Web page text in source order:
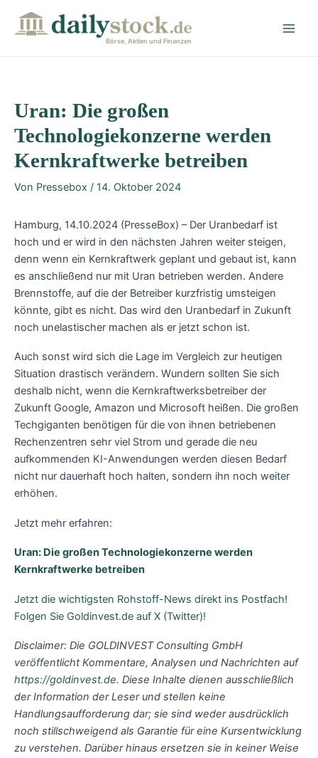
Börse, Aktien und Finanzen
Uran: Die großen
Technologiekonzerne werden
Kernkraftwerke betreiben
Von Pressebox / 14. Oktober 2024
Hamburg, 14.10.2024 (PresseBox) – Der Uranbedarf ist
hoch und er wird in den nächsten Jahren weiter steigen,
denn wenn ein Kernkraftwerk geplant und gebaut ist, kann
es anschließend nur mit Uran betrieben werden. Andere
Brennstoffe, auf die der Betreiber kurzfristig umsteigen
könnte, gibt es nicht. Das wird den Uranbedarf in Zukunft
noch unelastischer machen als er jetzt schon ist.
Auch sonst wird sich die Lage im Vergleich zur heutigen
Situation drastisch verändern. Wundern sollten Sie sich
deshalb nicht, wenn die Kernkraftwerksbetreiber der
Zukunft Google, Amazon und Microsoft heißen. Die großen
Techgiganten benötigen für die von ihnen betriebenen
Rechenzentren sehr viel Strom und gerade die neu
aufkommenden KI-Anwendungen werden diesen Bedarf
nicht nur dauerhaft hoch halten, sondern ihn noch weiter
erhöhen.
Jetzt mehr erfahren:
Uran: Die großen Technologiekonzerne werden
Kernkraftwerke betreiben
Jetzt die wichtigsten Rohstoff-News direkt ins Postfach!
Folgen Sie Goldinvest.de auf X (Twitter)!
Disclaimer: Die GOLDINVEST Consulting GmbH
veröffentlicht Kommentare, Analysen und Nachrichten auf
https://goldinvest.de. Diese Inhalte dienen ausschließlich
der Information der Leser und stellen keine
Handlungsaufforderung dar; sie sind weder ausdrücklich
noch stillschweigend als Garantie für eine Kursentwicklung
zu verstehen. Darüber hinaus ersetzen sie in keiner Weise